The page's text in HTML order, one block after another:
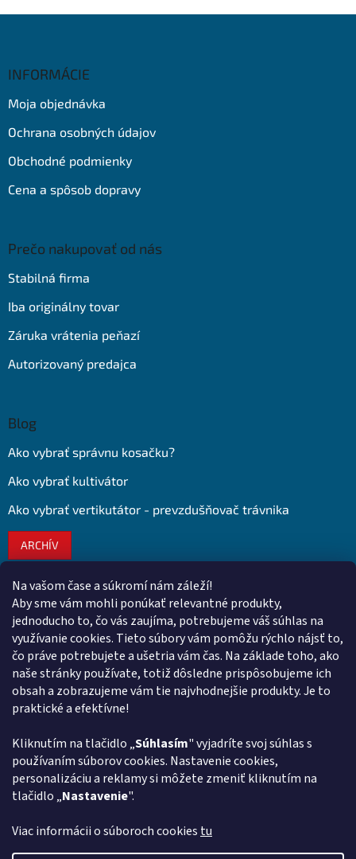
Na vašom čase a súkromí nám záleží!
Aby sme vám mohli ponúkať relevantné produkty,
jednoducho to, čo vás zaujíma, potrebujeme váš súhlas na
využívanie cookies. Tieto súbory vám pomôžu rýchlo nájsť to,
čo práve potrebujete a ušetria vám čas. Na základe toho, ako
naše stránky používate, totiž dôsledne prispôsobujeme ich
obsah a zobrazujeme vám tie najvhodnejšie produkty. Je to
praktické a efektívne!
Kliknutím na tlačidlo „Súhlasím" vyjadríte svoj súhlas s
používaním súborov cookies. Nastavenie cookies,
personalizáciu a reklamy si môžete zmeniť kliknutím na
tlačidlo „Nastavenie".
Viac informácii o súboroch cookies tu
INFORMÁCIE
Moja objednávka
Ochrana osobných údajov
Obchodné podmienky
Cena a spôsob dopravy
Prečo nakupovať od nás
Stabilná firma
Iba originálny tovar
Záruka vrátenia peňazí
Autorizovaný predajca
Blog
Ako vybrať správnu kosačku?
Ako vybrať kultivátor
Ako vybrať vertikutátor - prevzdušňovač trávnika
ARCHÍV
Kontakt
obchod@ euroshopy.sk
0911 931 019
0911 931 019
Facebook Euroshopy
Prijímame online platby